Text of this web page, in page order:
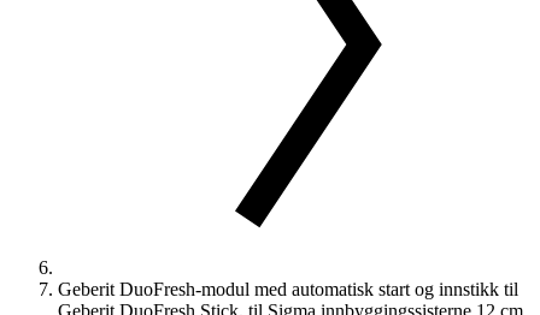
Geberit DuoFresh-modul med automatisk start og innstikk til
Geberit DuoFresh Stick, til Sigma innbyggingssisterne 12 cm